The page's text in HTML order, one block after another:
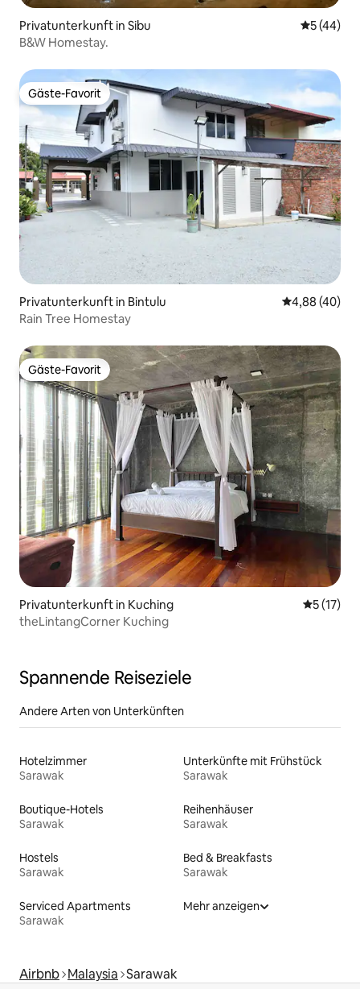
Privatunterkunft in Sibu
5 (44)
B&W Homestay.
Gäste-Favorit
Gäste-Favorit
Privatunterkunft in Bintulu
4,88 (40)
Rain Tree Homestay
Gäste-Favorit
Gäste-Favorit
Privatunterkunft in Kuching
5 (17)
theLintangCorner Kuching
Spannende Reiseziele
Andere Arten von Unterkünften
Hotelzimmer
Sarawak
Unterkünfte mit Frühstück
Sarawak
Boutique-Hotels
Sarawak
Reihenhäuser
Sarawak
Hostels
Sarawak
Bed & Breakfasts
Sarawak
Serviced Apartments
Sarawak
Mehr anzeigen
Airbnb Malaysia Sarawak